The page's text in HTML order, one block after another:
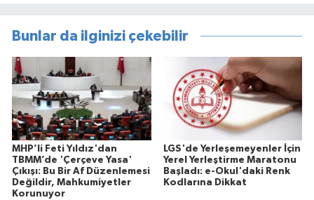
Bunlar da ilginizi çekebilir
MHP’li Feti Yıldız'dan
TBMM’de 'Çerçeve Yasa'
Çıkışı: Bu Bir Af Düzenlemesi
Değildir, Mahkumiyetler
Korunuyor
LGS'de Yerleşemeyenler İçin
Yerel Yerleştirme Maratonu
Başladı: e-Okul'daki Renk
Kodlarına Dikkat